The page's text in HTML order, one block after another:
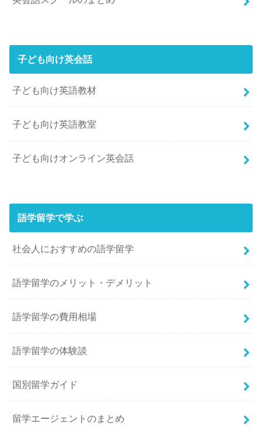
子ども向け英会話
子ども向け英語教材
子ども向け英語教室
子ども向けオンライン英会話
語学留学で学ぶ
社会人におすすめの語学留学
語学留学のメリット・デメリット
語学留学の費用相場
語学留学の体験談
国別留学ガイド
留学エージェントのまとめ